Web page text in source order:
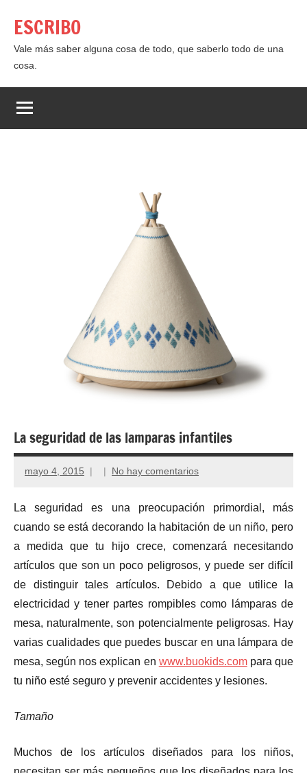
contenido
ESCRIBO
Vale más saber alguna cosa de todo, que saberlo todo de una
cosa.
La seguridad de las lamparas infantiles
mayo 4, 2015 No hay comentarios
La seguridad es una preocupación primordial, más
cuando se está decorando la habitación de un niño, pero
a medida que tu hijo crece, comenzará necesitando
artículos que son un poco peligrosos, y puede ser difícil
de distinguir tales artículos. Debido a que utilice la
electricidad y tener partes rompibles como lámparas de
mesa, naturalmente, son potencialmente peligrosas. Hay
varias cualidades que puedes buscar en una lámpara de
mesa, según nos explican en www.buokids.compara que
tu niño esté seguro y prevenir accidentes y lesiones.
Tamaño
Muchos de los artículos diseñados para los niños,